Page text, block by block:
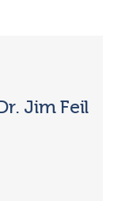
Jim Feil